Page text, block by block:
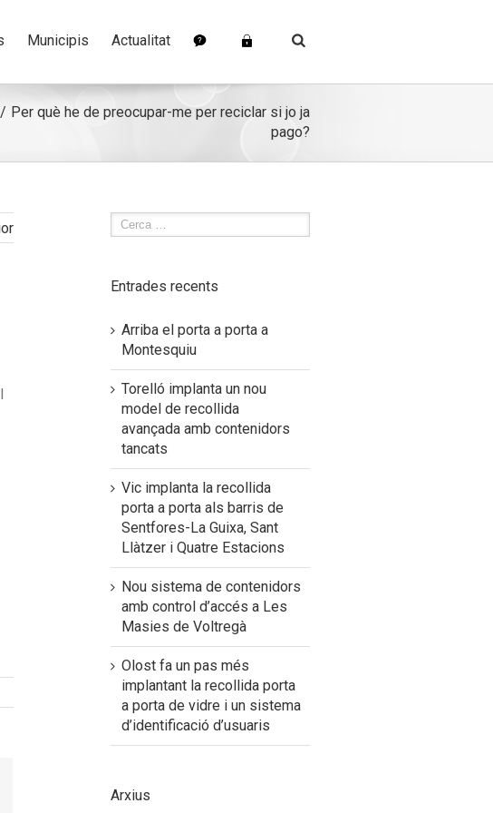
Municipis Actualitat
Per què he de preocupar-me per reciclar si jo ja
pago?
Entrades recents
Arriba el porta a porta a
Montesquiu
Torelló implanta un nou
model de recollida
avançada amb contenidors
tancats
Vic implanta la recollida
porta a porta als barris de
Sentfores-La Guixa, Sant
Llàtzer i Quatre Estacions
Nou sistema de contenidors
amb control d’accés a Les
Masies de Voltregà
Olost fa un pas més
implantant la recollida porta
a porta de vidre i un sistema
d’identificació d’usuaris
Arxius